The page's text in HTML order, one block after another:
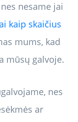
nesame jai
kaip skaičius
mums, kad
mūsų galvoje.
nes
ar